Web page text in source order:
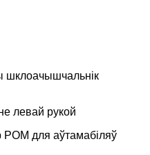
шклоачышчальнік
левай рукой
для аўтамабіляў